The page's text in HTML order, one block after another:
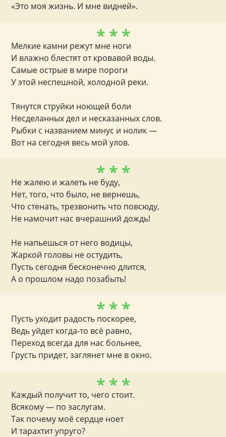
«Это моя жизнь. И мне видней».
* * *
Мелкие камни режут мне ноги
И влажно блестят от кровавой воды.
Самые острые в мире пороги
У этой неспешной, холодной реки.
Тянутся струйки ноющей боли
Несделанных дел и несказанных слов.
Рыбки с названием минус и нолик —
Вот на сегодня весь мой улов.
* * *
Не жалею и жалеть не буду,
Нет, того, что было, не вернешь,
Что стенать, трезвонить что повсюду,
Не намочит нас вчерашний дождь!
Не напьешься от него водицы,
Жаркой головы не остудить,
Пусть сегодня бесконечно длится,
А о прошлом надо позабыть!
* * *
Пусть уходит радость поскорее,
Ведь уйдет когда-то всё равно,
Переход всегда для нас больнее,
Грусть придет, заглянет мне в окно.
* * *
Каждый получит то, чего стоит.
Всякому — по заслугам.
Так почему моё сердце ноет
И тарахтит упруго?